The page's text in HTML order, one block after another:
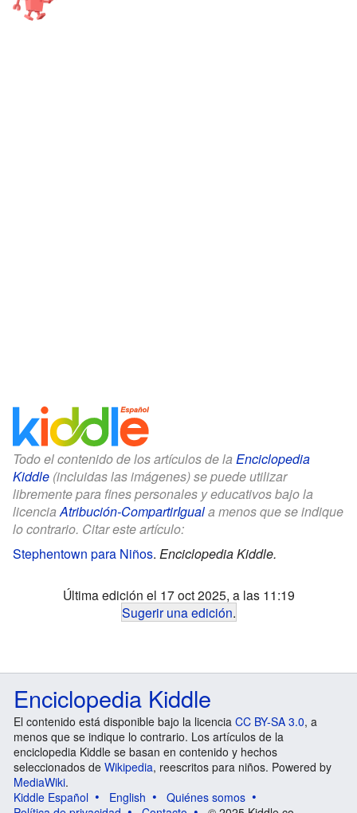
Todo el contenido de los artículos de la Enciclopedia
Kiddle (incluidas las imágenes) se puede utilizar
libremente para fines personales y educativos bajo la
licenciaAtribución-CompartirIguala menos que se indique
lo contrario. Citar este artículo:
Stephentown para Niños. Enciclopedia Kiddle.
Última edición el 17 oct 2025, a las 11:19
Sugerir una edición.
Enciclopedia Kiddle
El contenido está disponible bajo la licencia CC BY-SA 3.0, a
menos que se indique lo contrario. Los artículos de la
enciclopedia Kiddle se basan en contenido y hechos
seleccionados de Wikipedia, reescritos para niños. Powered by
MediaWiki.
Kiddle Español
English
Quiénes somos